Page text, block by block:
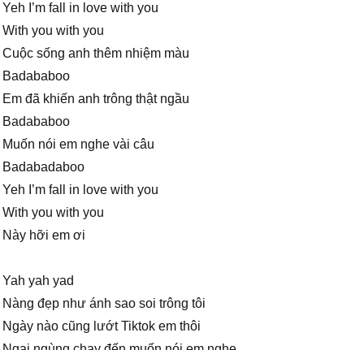
Yeh I’m fall in love with you
With you with you
Cuộc sống anh thêm nhiệm màu
Badababoo
Em đã khiến anh trông thật ngầu
Badababoo
Muốn nói em nghe vài câu
Badabadaboo
Yeh I’m fall in love with you
With you with you
Này hỡi em ơi
Yah yah yad
Nàng đẹp như ánh sao soi trông tôi
Ngày nào cũng lướt Tiktok em thôi